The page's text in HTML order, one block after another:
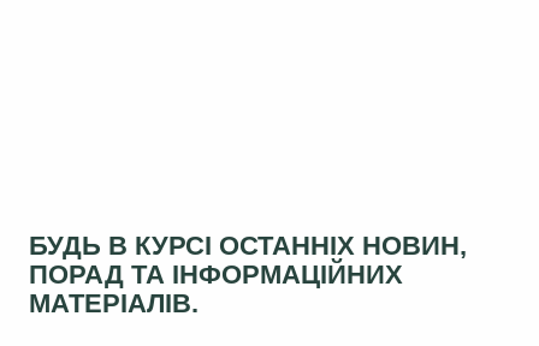
БУДЬ В КУРСІ ОСТАННІХ НОВИН,
ПОРАД ТА ІНФОРМАЦІЙНИХ
МАТЕРІАЛІВ.